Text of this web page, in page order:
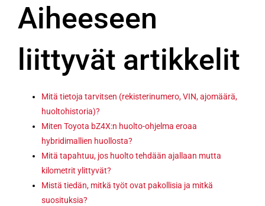
Aiheeseen
liittyvät artikkelit
Mitä tietoja tarvitsen (rekisterinumero, VIN, ajomäärä,
huoltohistoria)?
Miten Toyota bZ4X:n huolto-ohjelma eroaa
hybridimallien huollosta?
Mitä tapahtuu, jos huolto tehdään ajallaan mutta
kilometrit ylittyvät?
Mistä tiedän, mitkä työt ovat pakollisia ja mitkä
suosituksia?